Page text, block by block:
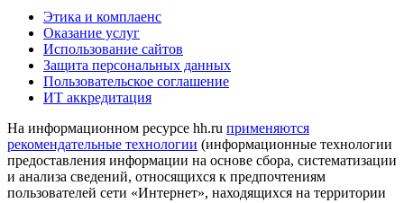
Этика и комплаенс
Оказание услуг
Использование сайтов
Защита персональных данных
Пользовательское соглашение
ИТ аккредитация
На информационном ресурсе hh.ru применяются
рекомендательные технологии (информационные технологии
предоставления информации на основе сбора, систематизации
и анализа сведений, относящихся к предпочтениям
пользователей сети «Интернет», находящихся на территории